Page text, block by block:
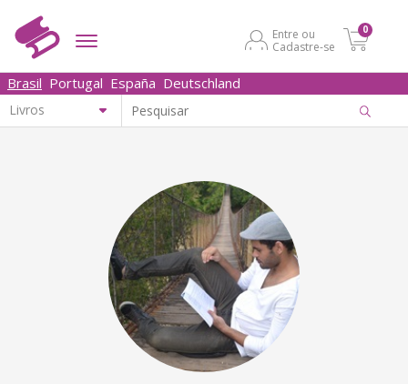
Entre ou
Cadastre-se
0
Brasil Portugal España Deutschland